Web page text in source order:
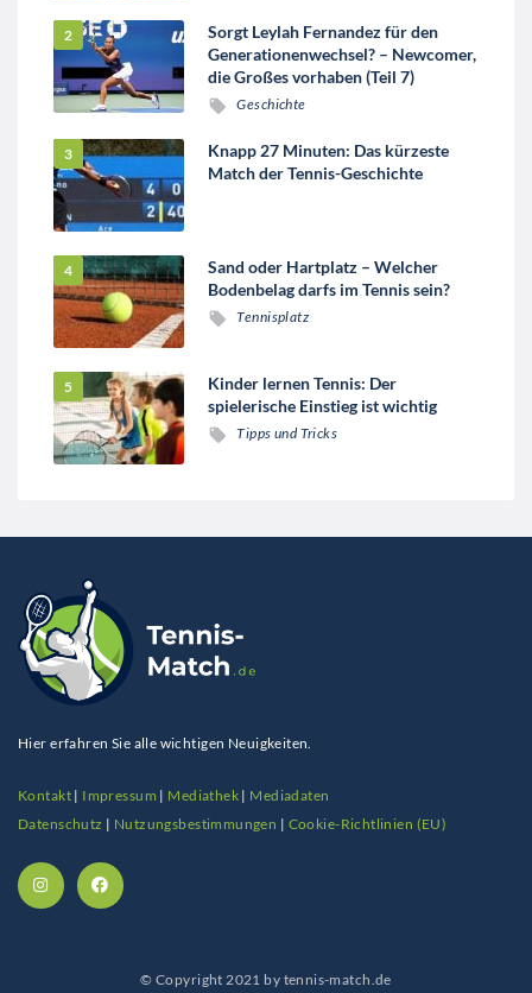
Sorgt Leylah Fernandez für den
Generationenwechsel? – Newcomer,
die Großes vorhaben (Teil 7)
Geschichte
Knapp 27 Minuten: Das kürzeste
Match der Tennis-Geschichte
Sand oder Hartplatz – Welcher
Bodenbelag darfs im Tennis sein?
Tennisplatz
Kinder lernen Tennis: Der
spielerische Einstieg ist wichtig
Tipps und Tricks
Hier erfahren Sie alle wichtigen Neuigkeiten.
Kontakt| Impressum | Mediathek | Mediadaten
Datenschutz | Nutzungsbestimmungen | Cookie-Richtlinien (EU)
© Copyright 2021 by tennis-match.de